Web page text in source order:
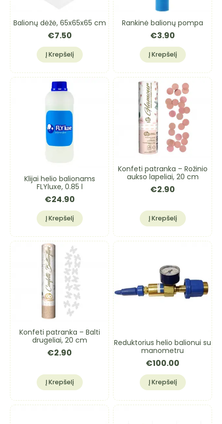
Balionų dėžė, 65x65x65 cm
€7.50
Į Krepšelį
Rankinė balionų pompa
€3.90
Į Krepšelį
Klijai helio balionams
FLYluxe, 0.85 l
€24.90
Į Krepšelį
Konfeti patranka – Rožinio
aukso lapeliai, 20 cm
€2.90
Į Krepšelį
Konfeti patranka – Balti
drugeliai, 20 cm
€2.90
Į Krepšelį
Reduktorius helio balionui su
manometru
€100.00
Į Krepšelį